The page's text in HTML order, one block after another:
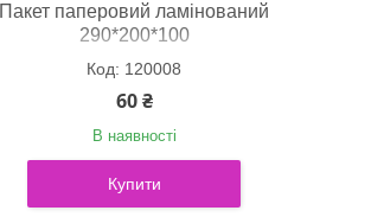
Пакет паперовий ламінований
290*200*100
120008
60 ₴
В наявності
Купити